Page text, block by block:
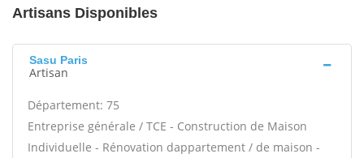
Artisans Disponibles
Sasu Paris
Artisan
Département: 75
Entreprise générale / TCE - Construction de Maison
Individuelle - Rénovation dappartement / de maison -